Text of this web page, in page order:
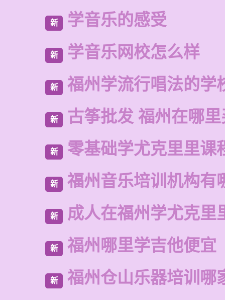
新 学音乐的感受
新 学音乐网校怎么样
新 福州学流行唱法的学
新 古筝批发 福州在哪
新 零基础学尤克里里课
新 福州音乐培训机构有
新 成人在福州学尤克里
新 福州哪里学吉他便宜
新 福州仓山乐器培训哪